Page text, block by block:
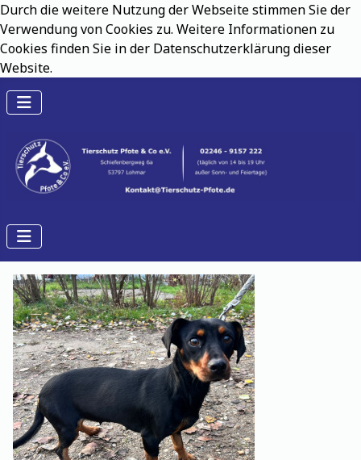
Durch die weitere Nutzung der Webseite stimmen Sie der
Verwendung von Cookies zu. Weitere Informationen zu
Cookies finden Sie in der Datenschutzerklärung dieser
Website.